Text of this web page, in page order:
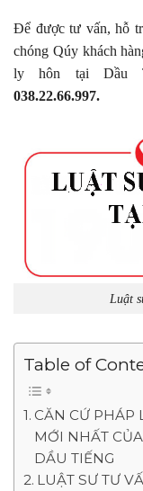
Để được tư vấn, hỗ
chóng Qúy khách
ly hôn tại Dầu
038.22.66.997.
Luật
Table of
CĂN CỨ PHÁP
MỚI NHẤT
DẦU TIẾNG
LUẬT SƯ TƯ